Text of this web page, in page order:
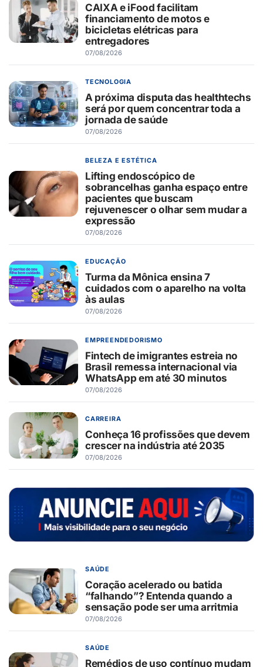
CAIXA e iFood facilitam
financiamento de motos e
bicicletas elétricas para
entregadores
07/08/2026
TECNOLOGIA
A próxima disputa das healthtechs
será por quem concentrar toda a
jornada de saúde
07/08/2026
BELEZA E ESTÉTICA
Lifting endoscópico de
sobrancelhas ganha espaço entre
pacientes que buscam
rejuvenescer o olhar sem mudar a
expressão
07/08/2026
EDUCAÇÃO
Turma da Mônica ensina 7
cuidados com o aparelho na volta
às aulas
07/08/2026
EMPREENDEDORISMO
Fintech de imigrantes estreia no
Brasil remessa internacional via
WhatsApp em até 30 minutos
07/08/2026
CARREIRA
Conheça 16 profissões que devem
crescer na indústria até 2035
07/08/2026
SAÚDE
Coração acelerado ou batida
“falhando”? Entenda quando a
sensação pode ser uma arritmia
07/08/2026
SAÚDE
Remédios de uso contínuo mudam